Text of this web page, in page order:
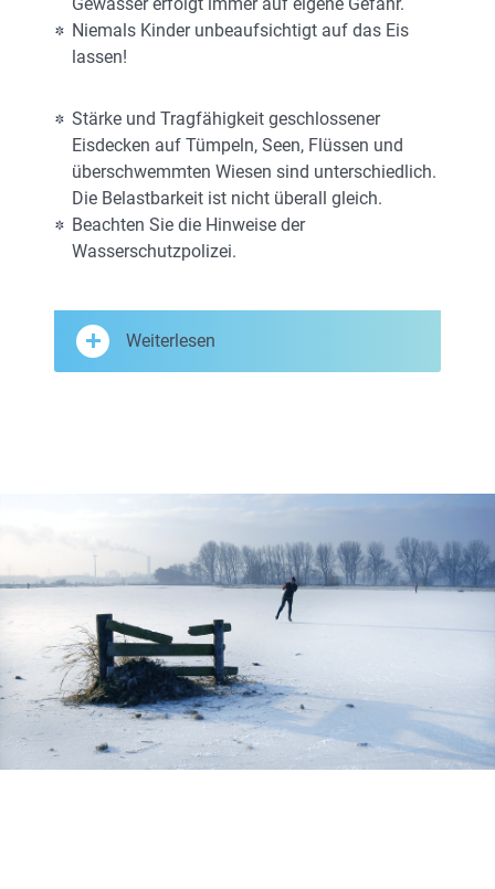
Niemals Kinder unbeaufsichtigt auf das Eis
lassen!
Stärke und Tragfähigkeit geschlossener
Eisdecken auf Tümpeln, Seen, Flüssen und
überschwemmten Wiesen sind unterschiedlich.
Die Belastbarkeit ist nicht überall gleich.
Beachten Sie die Hinweise der
Wasserschutzpolizei.
Weiterlesen